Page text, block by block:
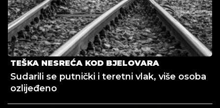
TEŠKA NESREĆA KOD BJELOVARA
Sudarili se putnički i teretni vlak, više osoba
ozlijeđeno